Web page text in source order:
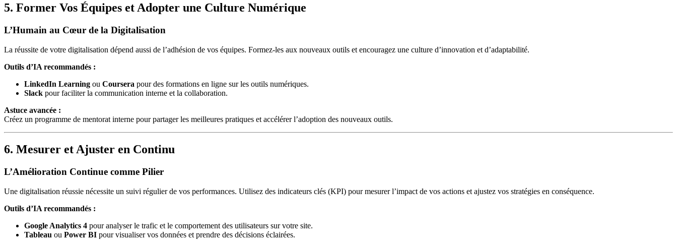
5. Former Vos Équipes et Adopter une Culture Numérique
L’Humain au Cœur de la Digitalisation
La réussite de votre digitalisation dépend aussi de l’adhésion de vos équipes. Formez-les aux nouveaux outils et encouragez une culture d’innovation et d’adaptabilité.
Outils d’IA recommandés :
LinkedIn Learning ou Coursera pour des formations en ligne sur les outils numériques.
Slack pour faciliter la communication interne et la collaboration.
Astuce avancée :
Créez un programme de mentorat interne pour partager les meilleures pratiques et accélérer l’adoption des nouveaux outils.
6. Mesurer et Ajuster en Continu
L’Amélioration Continue comme Pilier
Une digitalisation réussie nécessite un suivi régulier de vos performances. Utilisez des indicateurs clés (KPI) pour mesurer l’impact de vos actions et ajustez vos stratégies en conséquence.
Outils d’IA recommandés :
Google Analytics 4 pour analyser le trafic et le comportement des utilisateurs sur votre site.
Tableau ou Power BI pour visualiser vos données et prendre des décisions éclairées.